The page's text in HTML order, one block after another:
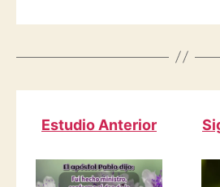
Estudio Anterior